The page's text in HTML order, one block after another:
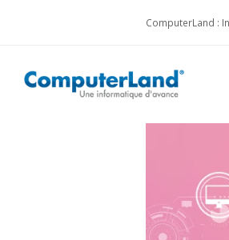
ComputerLand :